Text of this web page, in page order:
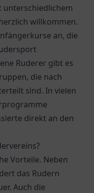
unterschiedlichem
willkommen.
an, die
Ruderer gibt es
die nach
sind. In vielen
direkt an den
Vorteile. Neben
das Rudern
Auch die